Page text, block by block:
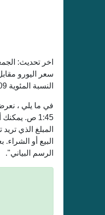
اخر تحديث: الجمعة, 7
النسبة المئوية 13.09% مقارنة بأسعار الأمس ).
1:45 ص.
المبلغ الذي
البيع أو
الرسم البياني".